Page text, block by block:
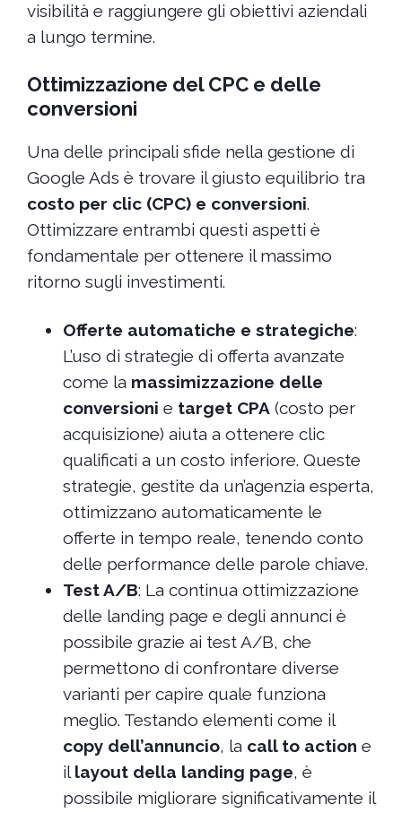
visibilità e raggiungere gli obiettivi aziendali
a lungo termine.
Ottimizzazione del CPC e delle
conversioni
Una delle principali sfide nella gestione di
Google Ads è trovare il giusto equilibrio tra
costo per clic (CPC) e conversioni.
Ottimizzare entrambi questi aspetti è
fondamentale per ottenere il massimo
ritorno sugli investimenti.
Offerte automatiche e strategiche:
L’uso di strategie di offerta avanzate
come la massimizzazione delle
conversioni e target CPA(costo per
acquisizione) aiuta a ottenere clic
qualificati a un costo inferiore. Queste
strategie, gestite da un’agenzia esperta,
ottimizzano automaticamente le
offerte in tempo reale, tenendo conto
delle performance delle parole chiave.
Test A/B: La continua ottimizzazione
delle landing page e degli annunci è
possibile grazie ai test A/B, che
permettono di confrontare diverse
varianti per capire quale funziona
meglio. Testando elementi come il
copy dell’annuncio, la call to action e
il layout della landing page, è
possibile migliorare significativamente il